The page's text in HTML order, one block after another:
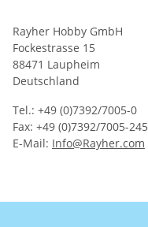
Rayher Hobby GmbH
Fockestrasse 15
88471 Laupheim
Deutschland
Tel.: +49 (0)7392/7005-0
Fax: +49 (0)7392/7005-245
E-Mail: Info@Rayher.com